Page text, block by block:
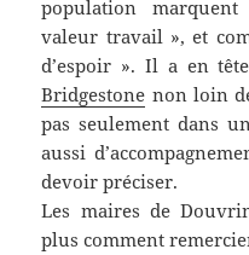
population
valeur travail », et
d’espoir ». Il a en
Bridgestone non loin
pas seulement dans
aussi
devoir préciser.
Les maires de
plus comment